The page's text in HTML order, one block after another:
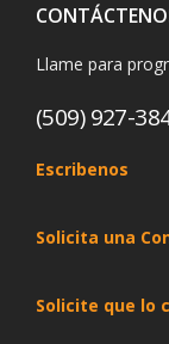
Llame para
(509) 927-
Escribenos
Solicita una
Solicite que lo